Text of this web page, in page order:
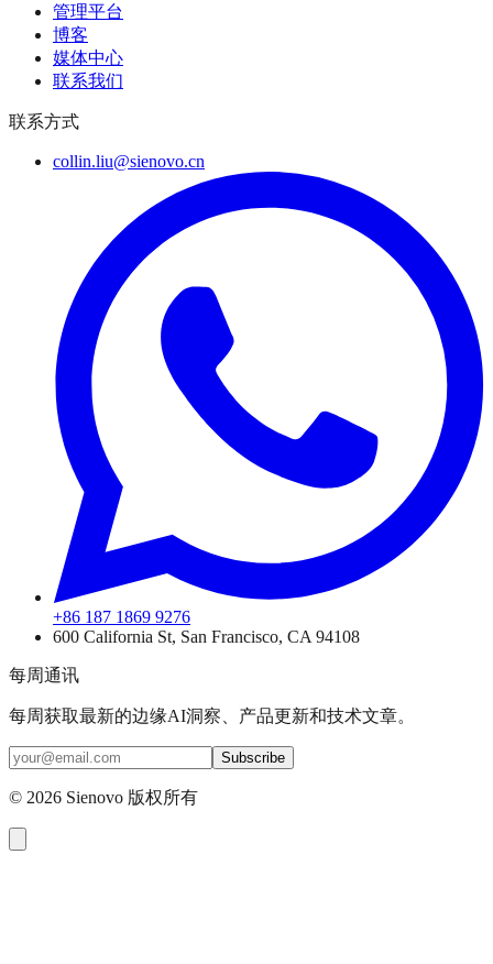
管理平台
博客
媒体中心
联系我们
联系方式
collin.liu@sienovo.cn
+86 187 1869 9276
600 California St, San Francisco, CA 94108
每周通讯
每周获取最新的边缘AI洞察、产品更新和技术文章。
Subscribe
© 2026 Sienovo 版权所有